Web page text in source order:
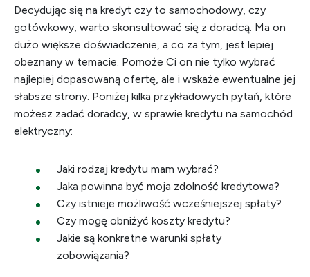
Decydując się na kredyt czy to samochodowy, czy
gotówkowy, warto skonsultować się z doradcą. Ma on
dużo większe doświadczenie, a co za tym, jest lepiej
obeznany w temacie. Pomoże Ci on nie tylko wybrać
najlepiej dopasowaną ofertę, ale i wskaże ewentualne jej
słabsze strony. Poniżej kilka przykładowych pytań, które
możesz zadać doradcy, w sprawie kredytu na samochód
elektryczny:
Jaki rodzaj kredytu mam wybrać?
Jaka powinna być moja zdolność kredytowa?
Czy istnieje możliwość wcześniejszej spłaty?
Czy mogę obniżyć koszty kredytu?
Jakie są konkretne warunki spłaty
zobowiązania?